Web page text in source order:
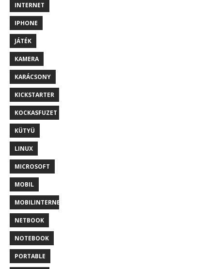
INTERNET
IPHONE
JÁTÉK
KAMERA
KARÁCSONY
KICKSTARTER
KOCKASFUZET
KÜTYÜ
LINUX
MICROSOFT
MOBIL
MOBILINTERNET
NETBOOK
NOTEBOOK
PORTABLE